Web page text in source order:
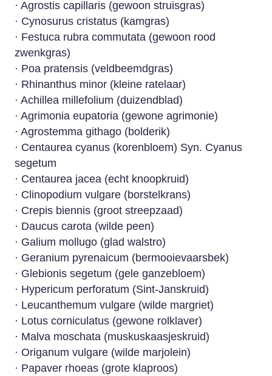
· Agrostis capillaris (gewoon struisgras)
· Cynosurus cristatus (kamgras)
· Festuca rubra commutata (gewoon rood
zwenkgras)
· Poa pratensis (veldbeemdgras)
· Rhinanthus minor (kleine ratelaar)
· Achillea millefolium (duizendblad)
· Agrimonia eupatoria (gewone agrimonie)
· Agrostemma githago (bolderik)
· Centaurea cyanus (korenbloem) Syn. Cyanus
segetum
· Centaurea jacea (echt knoopkruid)
· Clinopodium vulgare (borstelkrans)
· Crepis biennis (groot streepzaad)
· Daucus carota (wilde peen)
· Galium mollugo (glad walstro)
· Geranium pyrenaicum (bermooievaarsbek)
· Glebionis segetum (gele ganzebloem)
· Hypericum perforatum (Sint-Janskruid)
· Leucanthemum vulgare (wilde margriet)
· Lotus corniculatus (gewone rolklaver)
· Malva moschata (muskuskaasjeskruid)
· Origanum vulgare (wilde marjolein)
· Papaver rhoeas (grote klaproos)